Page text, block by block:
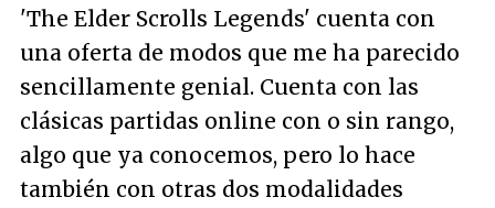
'The Elder Scrolls Legends' cuenta con
una oferta de modos que me ha parecido
sencillamente genial. Cuenta con las
clásicas partidas online con o sin rango,
algo que ya conocemos, pero lo hace
también con otras dos modalidades